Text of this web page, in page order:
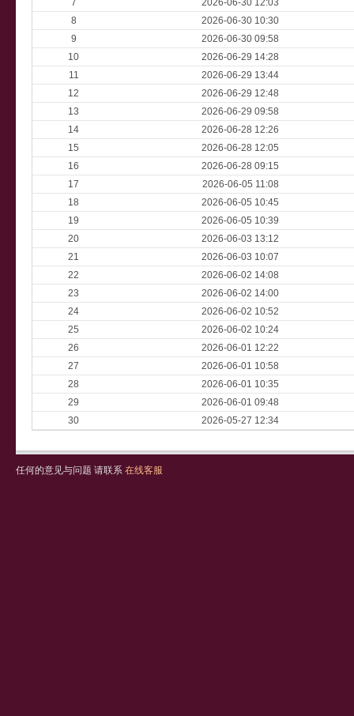
7
2026-06-30 12:03
8
2026-06-30 10:30
9
2026-06-30 09:58
10
2026-06-29 14:28
11
2026-06-29 13:44
12
2026-06-29 12:48
13
2026-06-29 09:58
14
2026-06-28 12:26
15
2026-06-28 12:05
16
2026-06-28 09:15
17
2026-06-05 11:08
18
2026-06-05 10:45
19
2026-06-05 10:39
20
2026-06-03 13:12
21
2026-06-03 10:07
22
2026-06-02 14:08
23
2026-06-02 14:00
24
2026-06-02 10:52
25
2026-06-02 10:24
26
2026-06-01 12:22
27
2026-06-01 10:58
28
2026-06-01 10:35
29
2026-06-01 09:48
30
2026-05-27 12:34
任何的意见与问题 请联系 在线客服